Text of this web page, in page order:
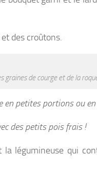
des croûtons.
graines de courge et de la
en petites portions ou
des petits pois frais !
légumineuse qui